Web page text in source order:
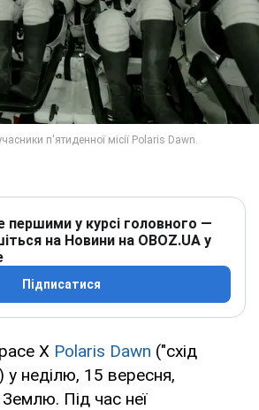
першими у курсі головного —
на Новини на OBOZ.UA у
Підписатися
X Polaris Dawn ("схід
у неділю, 15 вересня,
Під час неї